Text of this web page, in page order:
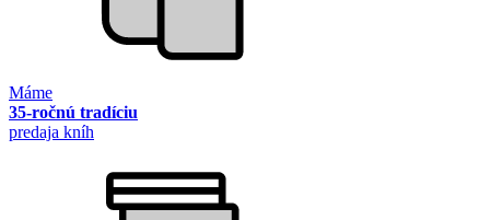
Máme
35-ročnú tradíciu
predaja kníh